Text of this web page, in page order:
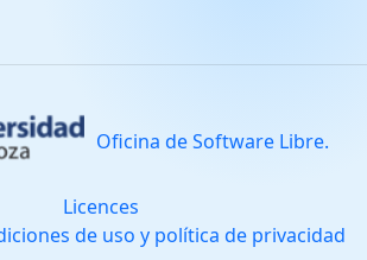
Oficina de Software Libre.
Licences
de uso y política de privacidad